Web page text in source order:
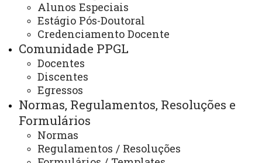
Alunos Especiais
Estágio Pós-Doutoral
Credenciamento Docente
Comunidade PPGL
Docentes
Discentes
Egressos
Normas, Regulamentos, Resoluções e
Formulários
Normas
Regulamentos / Resoluções
Doutorado
OBS.: AsEMENTAS DAS DISCIPLINAS DO PPP DO
CURSO, encontram-se descritas na
016/2020-CEPE
Resoluções e formulários
Estrutura curricular do Doutorado
Para obtenção do grau de Doutor, o discente deve ter